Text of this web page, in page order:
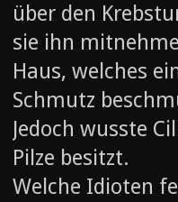
über den
sie ihn
Haus, welches
Schmutz
Jedoch wusste
Pilze besitzt.
Welche Idioten